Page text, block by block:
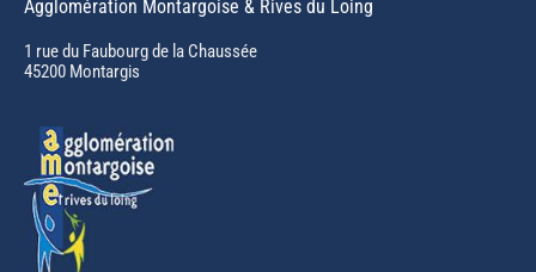
opens
in
new
Agglomération Montargoise & Rives du Loing
1 rue du Faubourg de la Chaussée
45200 Montargis